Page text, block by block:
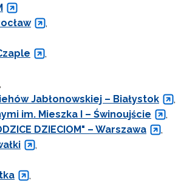
,
,
,
Jabłonowskiej – Białystok
,
im. Mieszka I – Świnoujście
,
DZIECIOM" – Warszawa
,
,
,